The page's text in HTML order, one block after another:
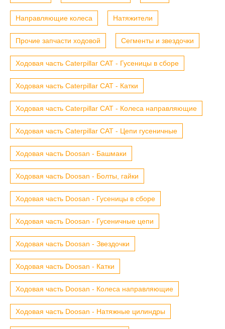
Направляющие колеса Натяжители
Прочие запчасти ходовой Сегменты и звездочки
Ходовая часть Caterpillar CAT - Гусеницы в сборе
Ходовая часть Caterpillar CAT - Катки
Ходовая часть Caterpillar CAT - Колеса направляющие
Ходовая часть Caterpillar CAT - Цепи гусеничные
Ходовая часть Doosan - Башмаки
Ходовая часть Doosan - Болты, гайки
Ходовая часть Doosan - Гусеницы в сборе
Ходовая часть Doosan - Гусеничные цепи
Ходовая часть Doosan - Звездочки
Ходовая часть Doosan - Катки
Ходовая часть Doosan - Колеса направляющие
Ходовая часть Doosan - Натяжные цилиндры